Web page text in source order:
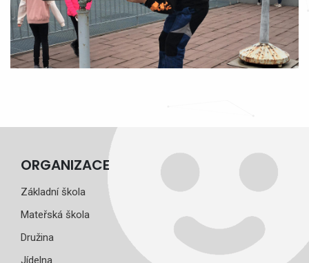
ORGANIZACE
Základní škola
Mateřská škola
Družina
Jídelna